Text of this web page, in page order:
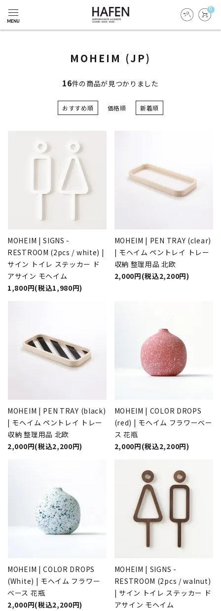
0
MOHEIM (JP)
16件の商品が見つかりました
おすすめ順 価格順 新着順
MOHEIM | SIGNS -
RESTROOM (2pcs / white) |
サイン トイレ ステッカー ド
アサイン モヘイム
1,800円(税込1,980円)
MOHEIM | PEN TRAY (clear)
| モヘイム ペントレイ トレー
収納 整理用品 北欧
2,000円(税込2,200円)
MOHEIM | PEN TRAY (black)
| モヘイム ペントレイ トレー
収納 整理用品 北欧
2,000円(税込2,200円)
MOHEIM | COLOR DROPS
(red) | モヘイム フラワーベー
ス 花瓶
2,000円(税込2,200円)
MOHEIM | COLOR DROPS
(White) | モヘイム フラワー
ベース 花瓶
2,000円(税込2,200円)
MOHEIM | SIGNS -
RESTROOM (2pcs / walnut)
| サイン トイレ ステッカー ド
アサイン モヘイム